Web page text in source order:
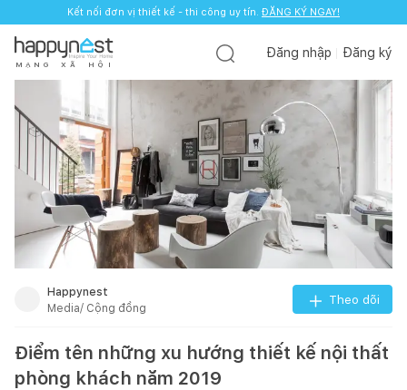
Kết nối đơn vị thiết kế - thi công uy tín. ĐĂNG KÝ NGAY!
M Ạ N G X Ã H Ộ I
Đăng nhập Đăng ký
Happynest
Media/ Cộng đồng
Theo dõi
Điểm tên những xu hướng thiết kế nội thất
phòng khách năm 2019